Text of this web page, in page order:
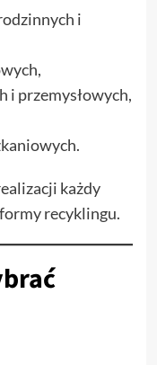
i
i przemysłowych,
każdy
recyklingu.